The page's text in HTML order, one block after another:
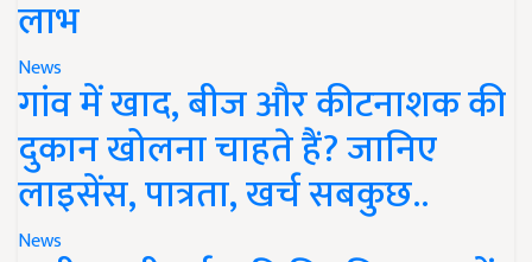
लाभ
News
गांव में खाद, बीज और कीटनाशक की
दुकान खोलना चाहते हैं? जानिए
लाइसेंस, पात्रता, खर्च सबकुछ..
News